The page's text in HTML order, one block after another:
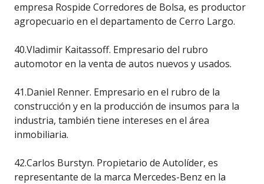
empresa Rospide Corredores de Bolsa, es productor
agropecuario en el departamento de Cerro Largo.
40.Vladimir Kaitassoff. Empresario del rubro
automotor en la venta de autos nuevos y usados.
41.Daniel Renner. Empresario en el rubro de la
construcción y en la producción de insumos para la
industria, también tiene intereses en el área
inmobiliaria.
42.Carlos Burstyn. Propietario de Autolíder, es
representante de la marca Mercedes-Benz en la